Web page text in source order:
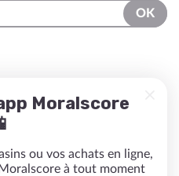
OK
Moralscore
📱
ou vos achats en ligne,
à tout moment